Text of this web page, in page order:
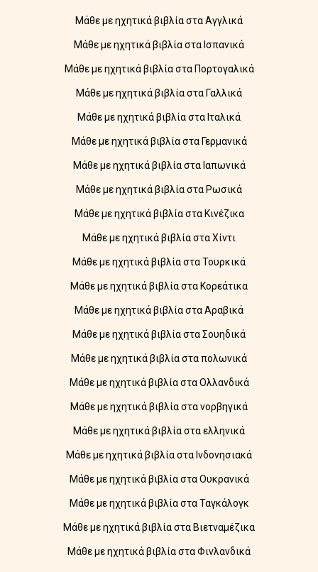
Μάθε με ηχητικά βιβλία στα Αγγλικά
Μάθε με ηχητικά βιβλία στα Ισπανικά
Μάθε με ηχητικά βιβλία στα Πορτογαλικά
Μάθε με ηχητικά βιβλία στα Γαλλικά
Μάθε με ηχητικά βιβλία στα Ιταλικά
Μάθε με ηχητικά βιβλία στα Γερμανικά
Μάθε με ηχητικά βιβλία στα Ιαπωνικά
Μάθε με ηχητικά βιβλία στα Ρωσικά
Μάθε με ηχητικά βιβλία στα Κινέζικα
Μάθε με ηχητικά βιβλία στα Χίντι
Μάθε με ηχητικά βιβλία στα Τουρκικά
Μάθε με ηχητικά βιβλία στα Κορεάτικα
Μάθε με ηχητικά βιβλία στα Αραβικά
Μάθε με ηχητικά βιβλία στα Σουηδικά
Μάθε με ηχητικά βιβλία στα πολωνικά
Μάθε με ηχητικά βιβλία στα Ολλανδικά
Μάθε με ηχητικά βιβλία στα νορβηγικά
Μάθε με ηχητικά βιβλία στα ελληνικά
Μάθε με ηχητικά βιβλία στα Ινδονησιακά
Μάθε με ηχητικά βιβλία στα Ουκρανικά
Μάθε με ηχητικά βιβλία στα Ταγκάλογκ
Μάθε με ηχητικά βιβλία στα Βιετναμέζικα
Μάθε με ηχητικά βιβλία στα Φινλανδικά